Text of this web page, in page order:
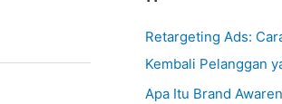
Retargeting Ads:
Kembali Pelanggan
Apa Itu Brand